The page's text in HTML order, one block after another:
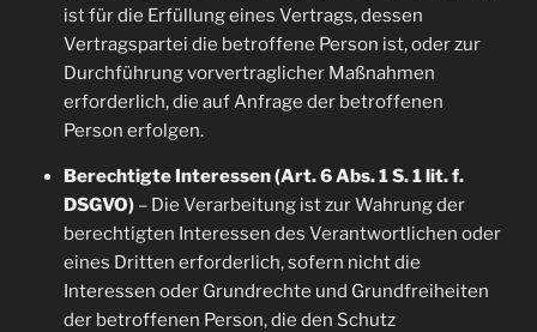
ist für die Erfüllung eines Vertrags, dessen
Vertragspartei die betroffene Person ist, oder zur
Durchführung vorvertraglicher Maßnahmen
erforderlich, die auf Anfrage der betroffenen
Person erfolgen.
Berechtigte Interessen (Art. 6 Abs. 1 S. 1 lit. f.
DSGVO)– Die Verarbeitung ist zur Wahrung der
berechtigten Interessen des Verantwortlichen oder
eines Dritten erforderlich, sofern nicht die
Interessen oder Grundrechte und Grundfreiheiten
der betroffenen Person, die den Schutz